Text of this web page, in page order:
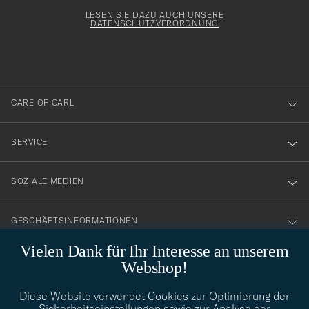
Vielen Dank für Ihr Interesse an unserem
Webshop!
Diese Website verwendet Cookies zur Optimierung der
för
dig
till
vårt
nyhetsbrev!
LESEN SIE DAZU AUCH UNSERE
DATENSCHUTZVERORDNUNG
CARE OF CARL
SERVICE
SOZIALE MEDIEN
GESCHÄFTSINFORMATIONEN
Benötigen Sie Hilfe bei der Suche nach Ihrem persönlichen Stil?